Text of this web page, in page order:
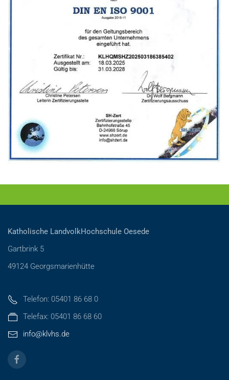
Katholische LandvolkHochschule Oesede
Gartbrink 5
49124 Georgsmarienhütte
Telefon: 05401 86 68 0
Telefax: 05401 86 68 60
info@klvhs.de